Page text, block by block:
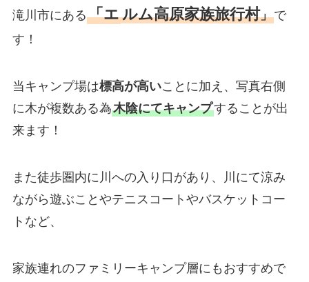
滝川市にある「エルム高原家族旅行村」で
す！
当キャンプ場は標高が高いことに加え、写真右側
に木が複数ある為木陰にてキャンプすることが出
来ます！
また徒歩圏内に川への入り口があり、川にて涼み
ながら遊ぶことやテニスコートやバスケットコー
トなど、
家族連れのファミリーキャンプ層にもおすすめで